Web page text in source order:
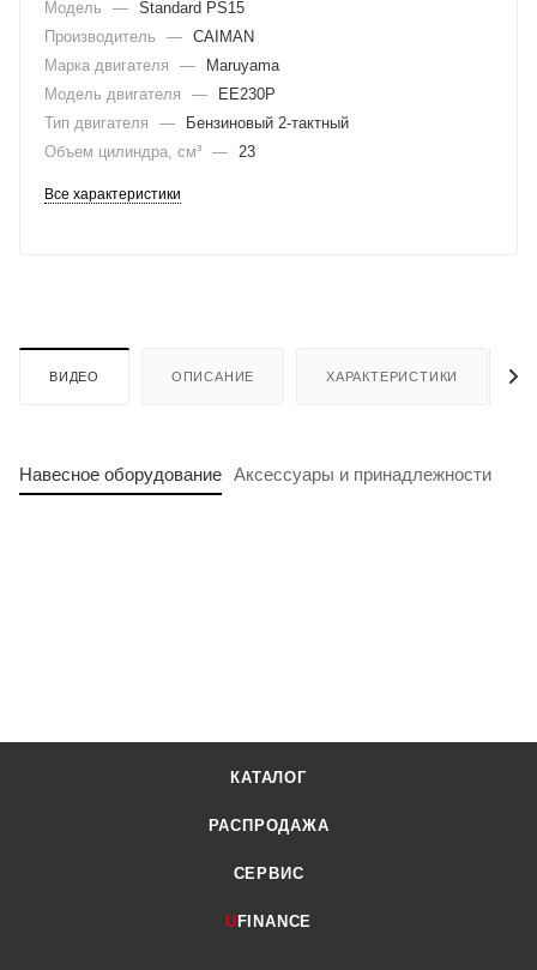
Модель — Standard PS15
Производитель
— CAIMAN
Марка двигателя
—
Maruyama
Модель двигателя
—
EE230P
Тип двигателя
—
Бензиновый 2-тактный
Объем цилиндра, см³ — 23
Все характеристики
ВИДЕО ОПИСАНИЕ ХАРАКТЕРИСТИКИ
Навесное оборудование Аксессуары и принадлежности
КАТАЛОГ
РАСПРОДАЖА
СЕРВИС
U FINANCE